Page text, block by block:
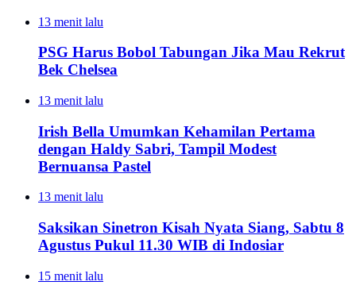
13 menit lalu
PSG Harus Bobol Tabungan Jika Mau Rekrut
Bek Chelsea
13 menit lalu
Irish Bella Umumkan Kehamilan Pertama
dengan Haldy Sabri, Tampil Modest
Bernuansa Pastel
13 menit lalu
Saksikan Sinetron Kisah Nyata Siang, Sabtu 8
Agustus Pukul 11.30 WIB di Indosiar
15 menit lalu